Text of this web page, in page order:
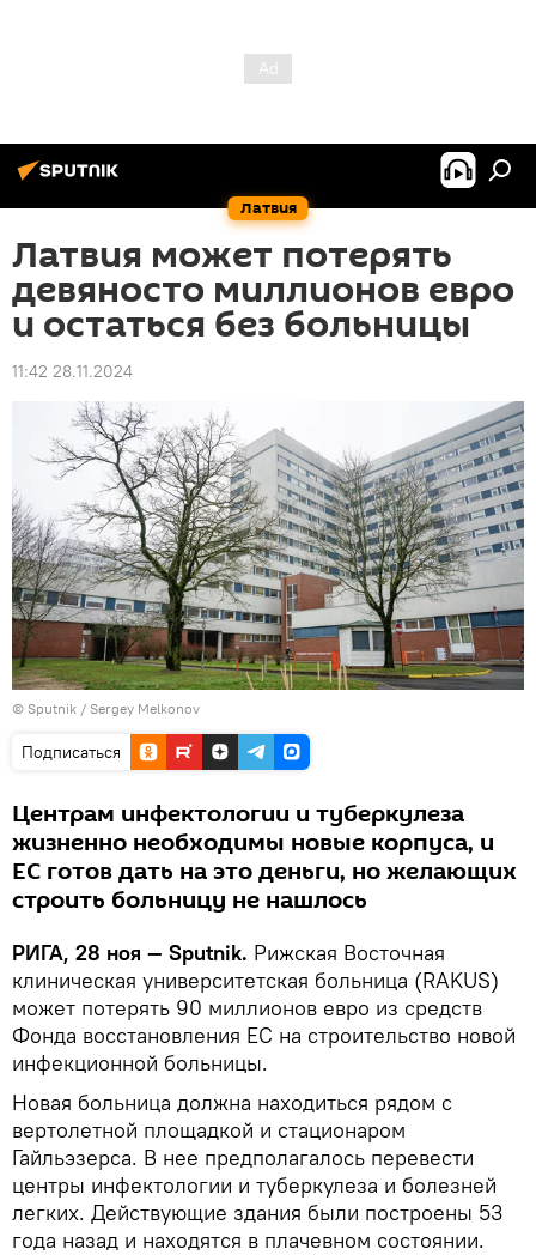
Латвия
Латвия может потерять
девяносто миллионов евро
и остаться без больницы
11:42 28.11.2024
© Sputnik / Sergey Melkonov
Подписаться
Центрам инфектологии и туберкулеза
жизненно необходимы новые корпуса, и
ЕС готов дать на это деньги, но желающих
строить больницу не нашлось
РИГА, 28 ноя — Sputnik. Рижская Восточная
клиническая университетская больница (RAKUS)
может потерять 90 миллионов евро из средств
Фонда восстановления ЕС на строительство новой
инфекционной больницы.
Новая больница должна находиться рядом с
вертолетной площадкой и стационаром
Гайльэзерса. В нее предполагалось перевести
центры инфектологии и туберкулеза и болезней
легких. Действующие здания были построены 53
года назад и находятся в плачевном состоянии.